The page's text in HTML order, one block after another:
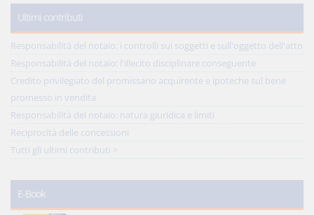
Ultimi contributi
Responsabilità del notaio: i controlli sui soggetti e sull'oggetto dell'atto
Responsabilità del notaio: l'illecito disciplinare conseguente
Credito privilegiato del promissario acquirente e ipoteche sul bene
promesso in vendita
Responsabilità del notaio: natura giuridica e limiti
Reciprocità delle concessioni
Tutti gli ultimi contributi >
E-Book